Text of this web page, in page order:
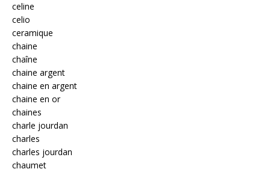
celine
celio
ceramique
chaine
chaîne
chaine argent
chaine en argent
chaine en or
chaines
charle jourdan
charles
charles jourdan
chaumet